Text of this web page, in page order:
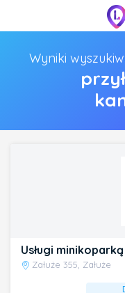
Wyniki
Usługi minikoparką
Załuże 355, Załuże